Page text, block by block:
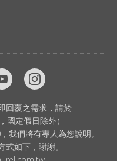
回覆之需求，請於
國定假日除外）
我們將有專人為您說明。
如下，謝謝。